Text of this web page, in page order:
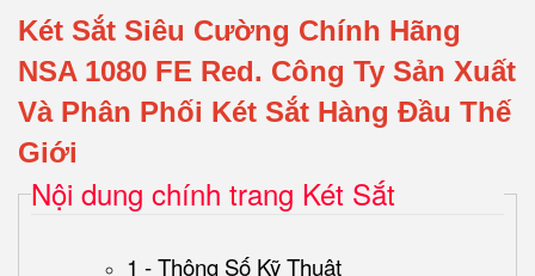
Két Sắt Siêu Cường Chính Hãng
NSA 1080 FE Red. Công Ty Sản Xuất
Và Phân Phối Két Sắt Hàng Đầu Thế
Giới
Nội dung chính trang Két Sắt
1 - Thông Số Kỹ Thuật